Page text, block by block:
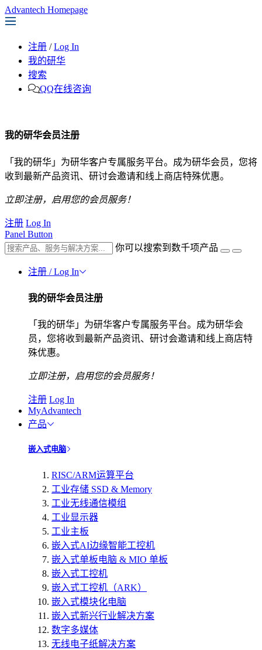
Advantech Homepage
注册 / Log In
我的研华
搜索
QQ在线咨询
我的研华会员注册
「我的研华」为研华客户专属服务平台。成为研华会员，您将
收到最新产品资讯、研讨会邀请和线上商店特殊优惠。
立即注册，启用您的会员服务！
注册 Log In
Panel Button
你可以搜索到数千项产品
注册 / Log In
我的研华会员注册
「我的研华」为研华客户专属服务平台。成为研华会
员，您将收到最新产品资讯、研讨会邀请和线上商店特
殊优惠。
立即注册，启用您的会员服务！
注册 Log In
MyAdvantech
产品
嵌入式电脑
RISC/ARM运算平台
工业存储 SSD & Memory
工业无线通信模组
工业显示器
工业主板
嵌入式AI边缘智能工控机
嵌入式单板电脑 & MIO 单板
嵌入式工控机
嵌入式工控机（ARK）
嵌入式模块化电脑
嵌入式新兴行业解决方案
数字多媒体
无线电子纸解决方案